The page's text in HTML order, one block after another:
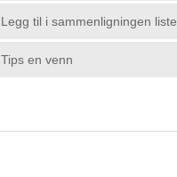
Legg til i sammenligningen liste
Tips en venn